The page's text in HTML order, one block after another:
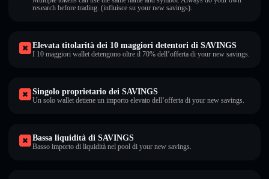
research before trading. (influisce su your new savings).
Elevata titolarità dei 10 maggiori detentori di SAVINGS
I 10 maggiori wallet detengono oltre il 70% dell’offerta di your new savings.
Singolo proprietario dei SAVINGS
Un solo wallet detiene un importo elevato dell’offerta di your new savings.
Bassa liquidità di SAVINGS
Basso importo di liquidità nel pool di your new savings.